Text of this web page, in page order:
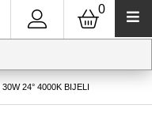
0
24° 4000K BIJELI